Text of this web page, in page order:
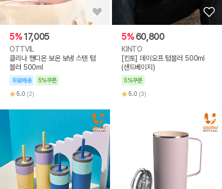
5% 17,005
OTTVIL
클리나 핸디온 보온 보냉 스텐 텀
블러 500ml
무료배송
5%쿠폰
5.0 (2)
5% 60,800
KINTO
[킨토] 데이오프 텀블러 500ml
(샌드베이지)
5%쿠폰
5.0 (3)